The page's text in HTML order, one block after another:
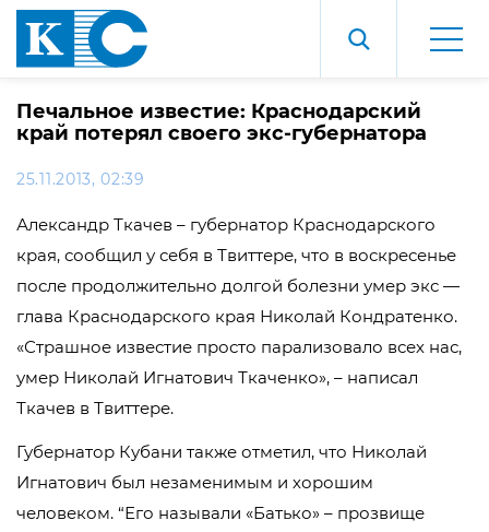
Печальное известие: Краснодарский
край потерял своего экс-губернатора
25.11.2013, 02:39
Александр Ткачев – губернатор Краснодарского
края, сообщил у себя в Твиттере, что в воскресенье
после продолжительно долгой болезни умер экс —
глава Краснодарского края Николай Кондратенко.
«Страшное известие просто парализовало всех нас,
умер Николай Игнатович Ткаченко», – написал
Ткачев в Твиттере.
Губернатор Кубани также отметил, что Николай
Игнатович был незаменимым и хорошим
человеком. “Его называли «Батько» – прозвище